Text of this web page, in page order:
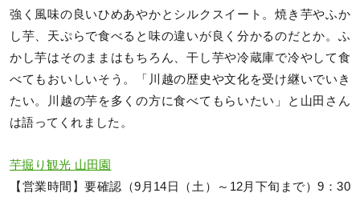
強く風味の良いひめあやかとシルクスイート。焼き芋やふか
し芋、天ぷらで食べると味の違いが良く分かるのだとか。ふ
かし芋はそのままはもちろん、干し芋や冷蔵庫で冷やして食
べてもおいしいそう。「川越の歴史や文化を受け継いでいき
たい。川越の芋を多くの方に食べてもらいたい」と山田さん
は語ってくれました。
芋掘り観光 山田園
【営業時間】要確認（9月14日（土）～12月下旬まで）9：30